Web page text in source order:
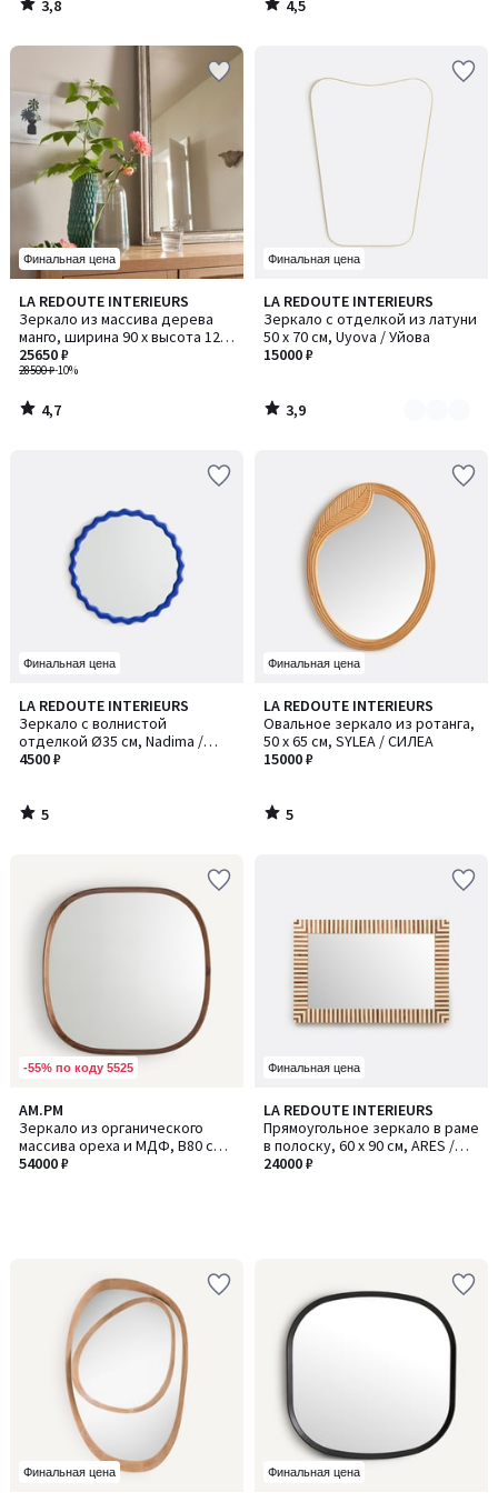
3,8
/
4,5
/
Финальная цена
LA REDOUTE INTERIEURS
Зеркало из массива дерева
манго, ширина 90 x высота 120
см, AFSAN / АФСАН
28500 ₽-10%
25650 ₽
4,7
/ 5
4,7
/
Финальная цена
LA REDOUTE INTERIEURS
Зеркало с отделкой из латуни
50 x 70 см, Uyova / Уйова
15000 ₽
3,9
/ 5
Количество
цветов:
2
3,9
/
Финальная цена
LA REDOUTE INTERIEURS
Зеркало с волнистой
отделкой Ø35 см, Nadima /
Надима
4500 ₽
5
/
5
5
/
Финальная цена
LA REDOUTE INTERIEURS
Овальное зеркало из ротанга,
50 x 65 см, SYLEA / СИЛЕА
15000 ₽
5
/
5
5
/
-55% по коду 5525
AM.PM
Зеркало из органического
массива ореха и МДФ, В80 см,
Orion / Орион
54000 ₽
Финальная цена
LA REDOUTE INTERIEURS
Прямоугольное зеркало в раме
в полоску, 60 x 90 см, ARES /
АРЭС
24000 ₽
Финальная цена Финальная цена